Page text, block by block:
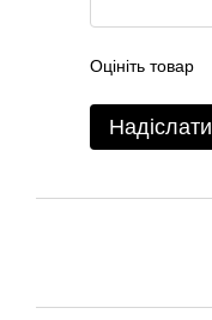
Оцініть товар
Надіслати